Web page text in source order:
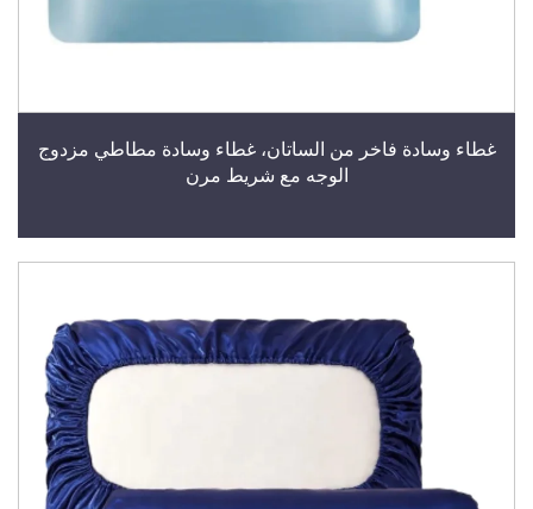
غطاء وسادة فاخر من الساتان، غطاء وسادة مطاطي مزدوج
الوجه مع شريط مرن